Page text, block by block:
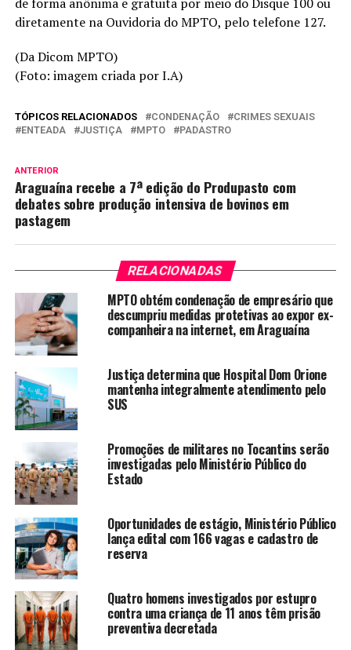
diretamente na Ouvidoria do MPTO, pelo telefone 127.
(Da Dicom MPTO)
(Foto: imagem criada por I.A)
TÓPICOS RELACIONADOS CONDENAÇÃO
CRIMES SEXUAIS
ENTEADA
JUSTIÇA MPTO PADASTRO
ANTERIOR
Araguaína recebe a 7ª edição do Produpasto com
debates sobre produção intensiva de bovinos em
pastagem
RELACIONADAS
MPTO obtém condenação de empresário que
descumpriu medidas protetivas ao expor ex-
companheira na internet, em Araguaína
Justiça determina que Hospital Dom Orione
mantenha integralmente atendimento pelo
SUS
Promoções de militares no Tocantins serão
investigadas pelo Ministério Público do
Estado
Oportunidades de estágio, Ministério Público
lança edital com 166 vagas e cadastro de
reserva
Quatro homens investigados por estupro
contra uma criança de 11 anos têm prisão
preventiva decretada